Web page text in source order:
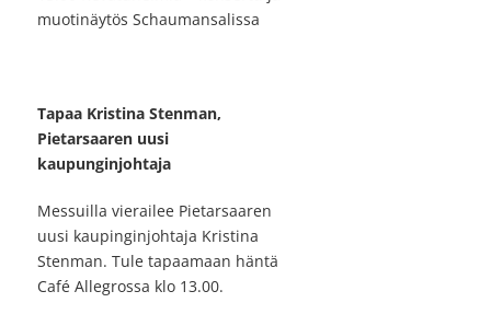
muotinäytös Schaumansalissa
Tapaa Kristina Stenman,
Pietarsaaren uusi
kaupunginjohtaja
Messuilla vierailee Pietarsaaren
uusi kaupinginjohtaja Kristina
Stenman. Tule tapaamaan häntä
Café Allegrossa klo 13.00.